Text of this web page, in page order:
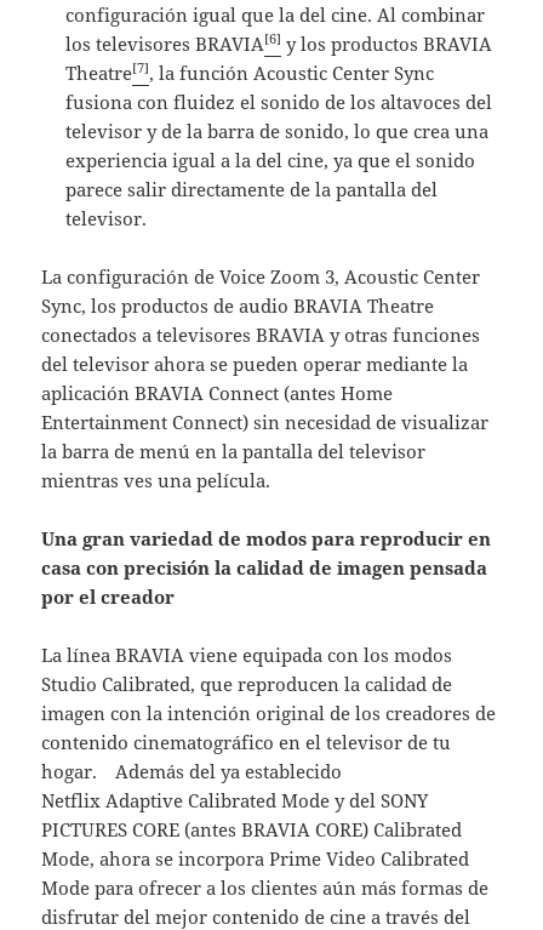
configuración igual que la del cine. Al combinar
los televisores BRAVIA[6] y los productos BRAVIA
Theatre[7], la función Acoustic Center Sync
fusiona con fluidez el sonido de los altavoces del
televisor y de la barra de sonido, lo que crea una
experiencia igual a la del cine, ya que el sonido
parece salir directamente de la pantalla del
televisor.
La configuración de Voice Zoom 3, Acoustic Center
Sync, los productos de audio BRAVIA Theatre
conectados a televisores BRAVIA y otras funciones
del televisor ahora se pueden operar mediante la
aplicación BRAVIA Connect (antes Home
Entertainment Connect) sin necesidad de visualizar
la barra de menú en la pantalla del televisor
mientras ves una película.
Una gran variedad de modos para reproducir en
casa con precisión la calidad de imagen pensada
por el creador
La línea BRAVIA viene equipada con los modos
Studio Calibrated, que reproducen la calidad de
imagen con la intención original de los creadores de
contenido cinematográfico en el televisor de tu
hogar. Además del ya establecido
Netflix Adaptive Calibrated Mode y del SONY
PICTURES CORE (antes BRAVIA CORE) Calibrated
Mode, ahora se incorpora Prime Video Calibrated
Mode para ofrecer a los clientes aún más formas de
disfrutar del mejor contenido de cine a través del